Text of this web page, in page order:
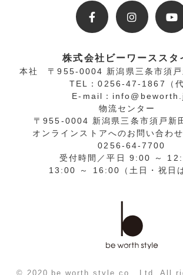
株式会社ビーワーススタ
本社 〒955-0004 新潟県三条市須
TEL：0256-47-1867（代
E-mail：
物流センター
〒955-0004 新潟県三条市須戸新
オンラインストアへのお問い合わ
0256-64-7700
受付時間／平日 9:00 ～
13:00 ～ 16:00（土日・祝日
© 2020 be worth style co., Ltd. All